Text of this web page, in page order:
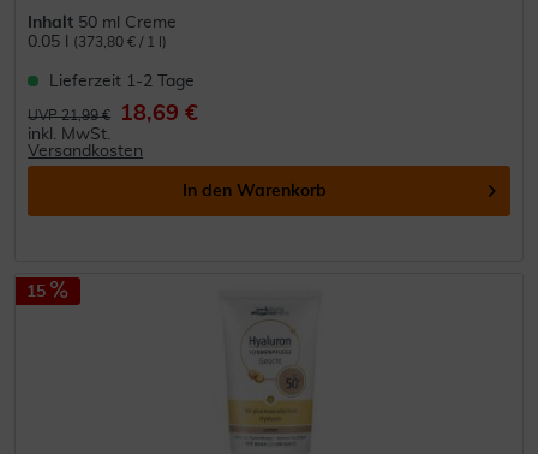
Inhalt 50 ml Creme
0.05 l
(373,80 € / 1 l)
Lieferzeit 1-2 Tage
UVP 21,99 € 18,69 €
inkl. MwSt.
Versandkosten
In den Warenkorb
15